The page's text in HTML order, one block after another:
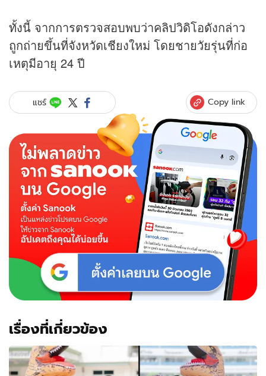
ทั้งนี้ จากการตรวจสอบพบว่าคลิปวิดิโอดังกล่าว
ถูกถ่ายขึ้นที่จังหวัดเชียงใหม่ โดยชายวัยรุ่นที่ก่อ
เหตุมีอายุ 24 ปี
แชร์ Copy link
เรื่องที่เกี่ยวข้อง